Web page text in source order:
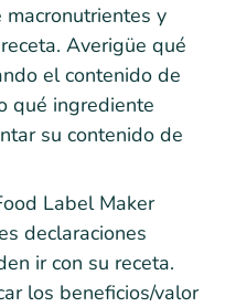
y
Averigüe qué
el contenido de
qué ingrediente
su contenido de
Label Maker
declaraciones
ir con su receta.
los beneficios/valor